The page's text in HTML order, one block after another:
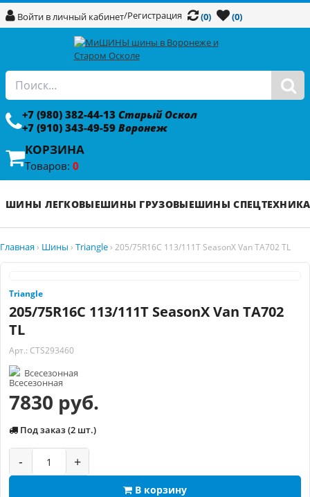
Войти в личный кабинет/Регистрация (0) (0)
+7 (980) 382-44-13 Старый Оскол
+7 (910) 343-49-59 Воронеж
КОРЗИНА
Товаров: 0
ШИНЫ ЛЕГКОВЫЕШИНЫ ГРУЗОВЫЕШИНЫ СПЕЦТЕХНИКА
Главная › Шины › Triangle › 205/75R16C 113/111T SeasonX Van TA702 TL
Triangle
205/75R16C 113/111T SeasonX Van TA702
TL
Арт.: CTS293460
Всесезонная
7830 руб.
Под заказ (2 шт.)
- +
В корзину